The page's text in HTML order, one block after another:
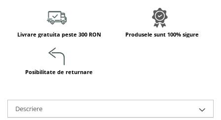
Dezvoltare psihomotrica
Dezvoltare proprioceptiva
Dezvoltare vestibulara
Jucarii de echilibru
Module din burete
Motricitate fina
Livrare gratuita peste 300 RON Produsele sunt 100% sigure
Posibilitate de returnare
Descriere